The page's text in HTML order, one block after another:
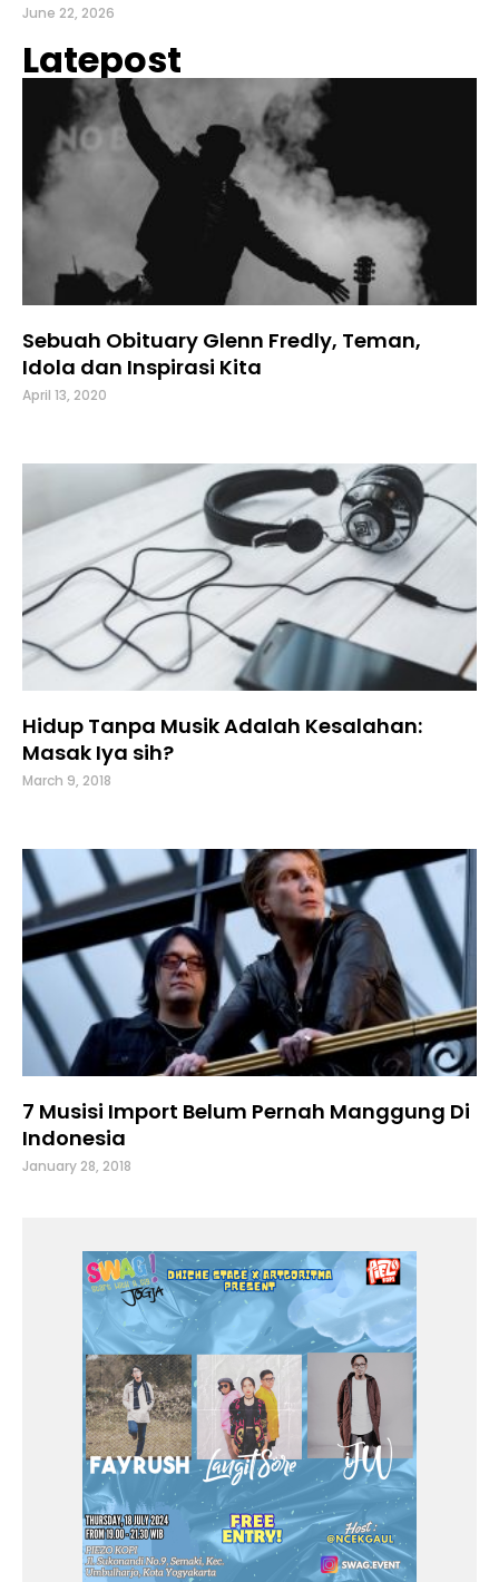
June 22, 2026
Latepost
Sebuah Obituary Glenn Fredly, Teman,
Idola dan Inspirasi Kita
April 13, 2020
Hidup Tanpa Musik Adalah Kesalahan:
Masak Iya sih?
March 9, 2018
7 Musisi Import Belum Pernah Manggung Di
Indonesia
January 28, 2018